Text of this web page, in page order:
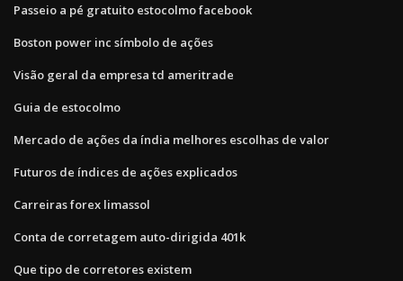
Passeio a pé gratuito estocolmo facebook
Boston power inc símbolo de ações
Visão geral da empresa td ameritrade
Guia de estocolmo
Mercado de ações da índia melhores escolhas de valor
Futuros de índices de ações explicados
Carreiras forex limassol
Conta de corretagem auto-dirigida 401k
Que tipo de corretores existem